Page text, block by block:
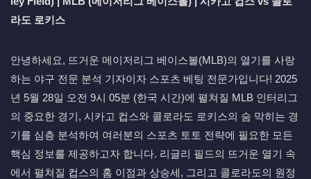
라도 로키스
안녕하세요, 뜨거운 메이저리그 베이스볼(MLB)의 열기를 사랑
하는 야구 전문 분석 기자이자 스포츠 베팅 전문가입니다! 2025
년 5월 28일 오전 9시 05분 (한국 시간)에 펼쳐질 MLB 인터리그
의 중요한 경기, 시카고 컵스와 콜로라도 로키스의 숨 막히는 경
기를 심층 분석하여 여러분의 스포츠 토토 전략에 필요한 모든
핵심 정보를 제공하고자 합니다. 리글리 필드의 뜨거운 열기 속
에서 펼쳐질 컵스의 홈 이점과 상승세, 그리고 콜로라도의 원정